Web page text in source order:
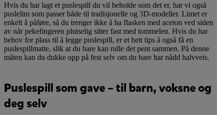
Hvis du har lagt et puslespill du vil beholde som det er, har vi også
puslelim som passer både til tradisjonelle og 3D-modeller. Limet er
enkelt å påføre, så du trenger ikke å ha flasken med aceton ved siden
av når pekefingeren plutselig sitter fast med tommelen. Hvis du har
behov for plass til å legge puslespill, er et hett tips å også få en
puslespillmatte, slik at du bare kan rulle det pent sammen. På denne
måten kan du dukke opp på fest selv om du bare har nådd halvveis.
Puslespill som gave – til barn, voksne og
deg selv